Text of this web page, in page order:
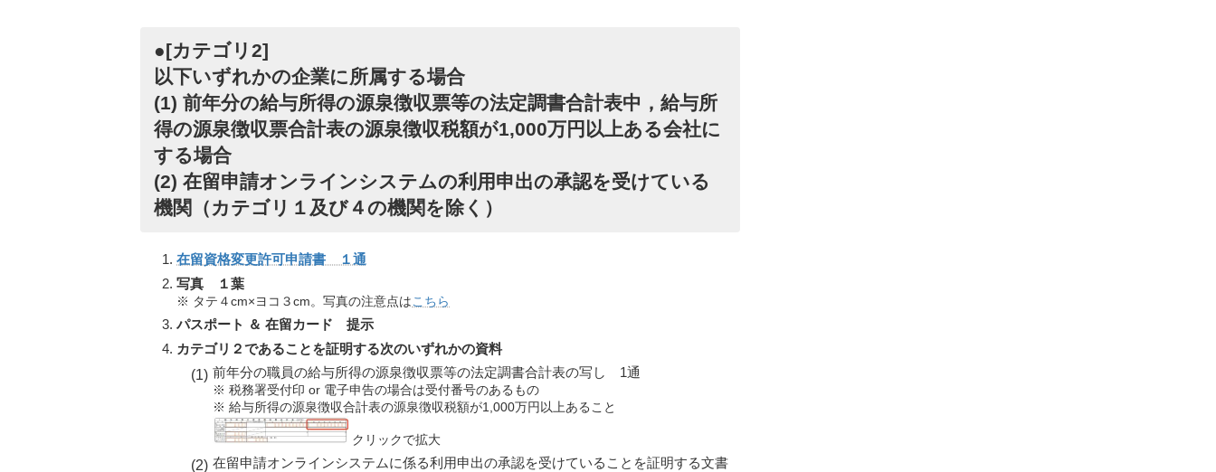
●[カテゴリ2]
以下いずれかの企業に所属する場合
(1) 前年分の給与所得の源泉徴収票等の法定調書合計表中，給与所
得の源泉徴収票合計表の源泉徴収税額が1,000万円以上ある会社に
する場合
(2) 在留申請オンラインシステムの利用申出の承認を受けている
機関（カテゴリ１及び４の機関を除く）
在留資格変更許可申請書 １通
写真 １葉
※ タテ４cm×ヨコ３cm。写真の注意点はこちら
パスポート ＆ 在留カード 提示
カテゴリ２であることを証明する次のいずれかの資料
前年分の職員の給与所得の源泉徴収票等の法定調書合計表の写し 1通
※ 税務署受付印 or 電子申告の場合は受付番号のあるもの
※ 給与所得の源泉徴収合計表の源泉徴収税額が1,000万円以上あること
クリックで拡大
在留申請オンラインシステムに係る利用申出の承認を受けていることを証明する文書